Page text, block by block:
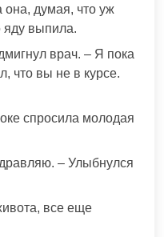
думая, что уж
яду выпила.
врач. – Я пока
что вы не в курсе.
спросила молодая
– Улыбнулся
все еще